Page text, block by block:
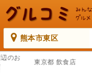
熊本市東区
のお
東京都 飲食店